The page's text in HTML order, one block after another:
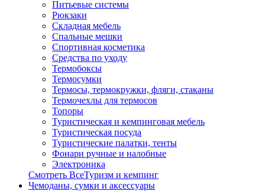
Питьевые системы
Рюкзаки
Складная мебель
Спальные мешки
Спортивная косметика
Средства по уходу
Термобоксы
Термосумки
Термосы, термокружки, фляги, стаканы
Термочехлы для термосов
Топоры
Туристическая и кемпинговая мебель
Туристическая посуда
Туристические палатки, тенты
Фонари ручные и налобные
Электроника
Смотреть ВсеТуризм и кемпинг
Чемоданы, сумки и аксессуары